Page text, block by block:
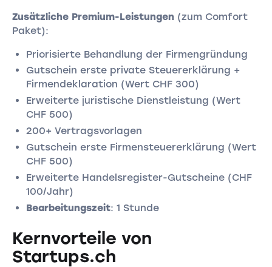
Zusätzliche Premium-Leistungen (zum Comfort
Paket):
Priorisierte Behandlung der Firmengründung
Gutschein erste private Steuererklärung +
Firmendeklaration (Wert CHF 300)
Erweiterte juristische Dienstleistung (Wert
CHF 500)
200+ Vertragsvorlagen
Gutschein erste Firmensteuererklärung (Wert
CHF 500)
Erweiterte Handelsregister-Gutscheine (CHF
100/Jahr)
Bearbeitungszeit: 1 Stunde
Kernvorteile von
Startups.ch